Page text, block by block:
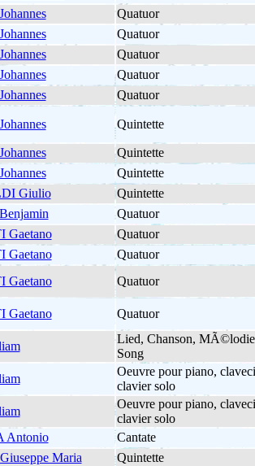
Quatuor
Quatuor
Quatuor
Quatuor
Quatuor
Quintette
Quintette
Quintette
Giulio
Quintette
Quatuor
Gaetano
Quatuor
Gaetano
Quatuor
Gaetano
Quatuor
Gaetano Quatuor
Lied, Chanson,
Song
Oeuvre pour piano,
clavier solo
Oeuvre pour piano,
clavier solo
Antonio
Cantate
Maria
Quintette